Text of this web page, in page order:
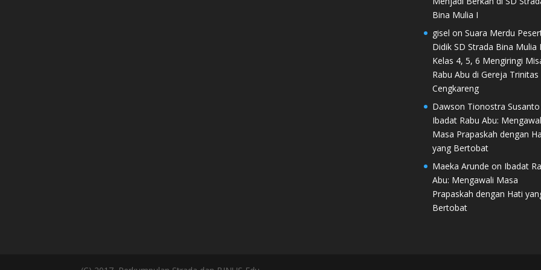
Bina Mulia I
gisel on Suara Merdu
Didik SD Strada Bina Mulia
Kelas 4, 5, 6 Mengiringi
Rabu Abu di Gereja Trinitas
Cengkareng
Dawson Tionostra Susanto
Ibadat Rabu Abu:
Masa Prapaskah dengan
yang Bertobat
Maeka Arunde on Ibadat
Abu: Mengawali Masa
Prapaskah dengan Hati
Bertobat